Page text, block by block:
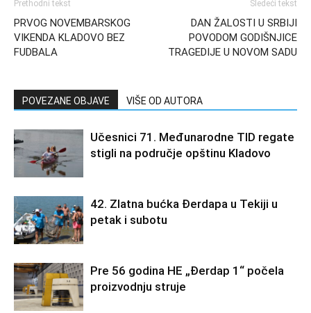
Prethodni tekst
PRVOG NOVEMBARSKOG
VIKENDA KLADOVO BEZ
FUDBALA
Sledeći tekst
DAN ŽALOSTI U SRBIJI
POVODOM GODIŠNJICE
TRAGEDIJE U NOVOM SADU
POVEZANE OBJAVE VIŠE OD AUTORA
Učesnici 71. Međunarodne TID regate
stigli na područje opštinu Kladovo
42. Zlatna bućka Đerdapa u Tekiji u
petak i subotu
Pre 56 godina HE „Đerdap 1“ počela
proizvodnju struje